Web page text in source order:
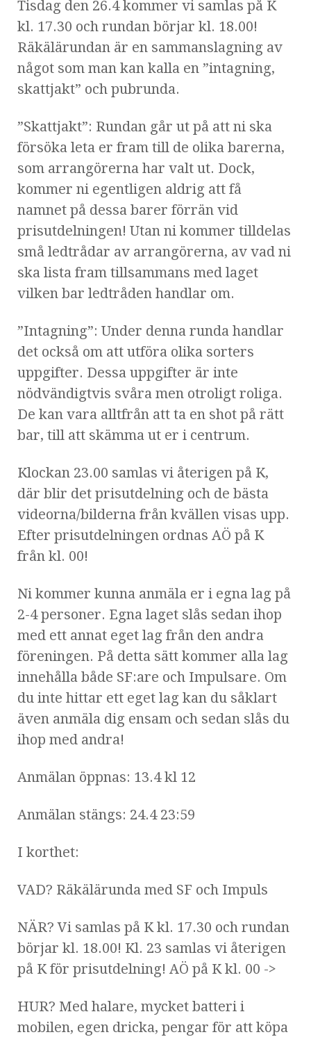
Tisdag den 26.4 kommer vi samlas på K
kl. 17.30 och rundan börjar kl. 18.00!
Räkälärundan är en sammanslagning av
något som man kan kalla en ”intagning,
skattjakt” och pubrunda.
”Skattjakt”: Rundan går ut på att ni ska
försöka leta er fram till de olika barerna,
som arrangörerna har valt ut. Dock,
kommer ni egentligen aldrig att få
namnet på dessa barer förrän vid
prisutdelningen! Utan ni kommer tilldelas
små ledtrådar av arrangörerna, av vad ni
ska lista fram tillsammans med laget
vilken bar ledtråden handlar om.
”Intagning”: Under denna runda handlar
det också om att utföra olika sorters
uppgifter. Dessa uppgifter är inte
nödvändigtvis svåra men otroligt roliga.
De kan vara alltfrån att ta en shot på rätt
bar, till att skämma ut er i centrum.
Klockan 23.00 samlas vi återigen på K,
där blir det prisutdelning och de bästa
videorna/bilderna från kvällen visas upp.
Efter prisutdelningen ordnas AÖ på K
från kl. 00!
Ni kommer kunna anmäla er i egna lag på
2-4 personer. Egna laget slås sedan ihop
med ett annat eget lag från den andra
föreningen. På detta sätt kommer alla lag
innehålla både SF:are och Impulsare. Om
du inte hittar ett eget lag kan du såklart
även anmäla dig ensam och sedan slås du
ihop med andra!
Anmälan öppnas: 13.4 kl 12
Anmälan stängs: 24.4 23:59
I korthet:
VAD? Räkälärunda med SF och Impuls
NÄR? Vi samlas på K kl. 17.30 och rundan
börjar kl. 18.00! Kl. 23 samlas vi återigen
på K för prisutdelning! AÖ på K kl. 00 ->
HUR? Med halare, mycket batteri i
mobilen, egen dricka, pengar för att köpa